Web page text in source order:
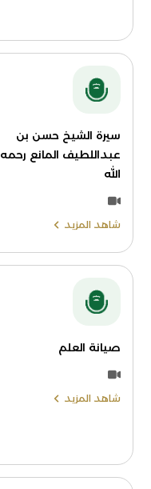
سيرة الشيخ حسن بن
عبداللطيف المانع رحمه
الله
شاهد المزيد
صيانة العلم
شاهد المزيد